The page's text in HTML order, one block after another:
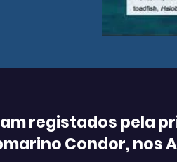
registados pela
Condor, nos